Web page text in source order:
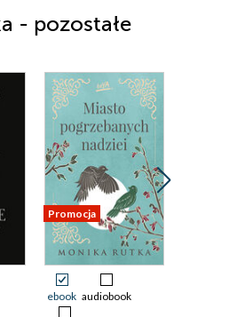
- pozostałe
Promocja
ebook audiobook